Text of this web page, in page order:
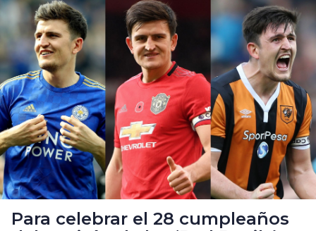
Para celebrar el 28 cumpleaños